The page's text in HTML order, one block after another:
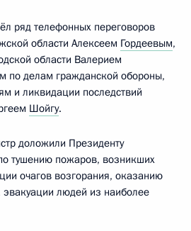
ряд телефонных переговоров
области Алексеем Гордеевым,
области Валерием
по делам гражданской обороны,
и ликвидации последствий
Шойгу.
доложили Президенту
тушению пожаров, возникших
очагов возгорания, оказанию
людей из наиболее